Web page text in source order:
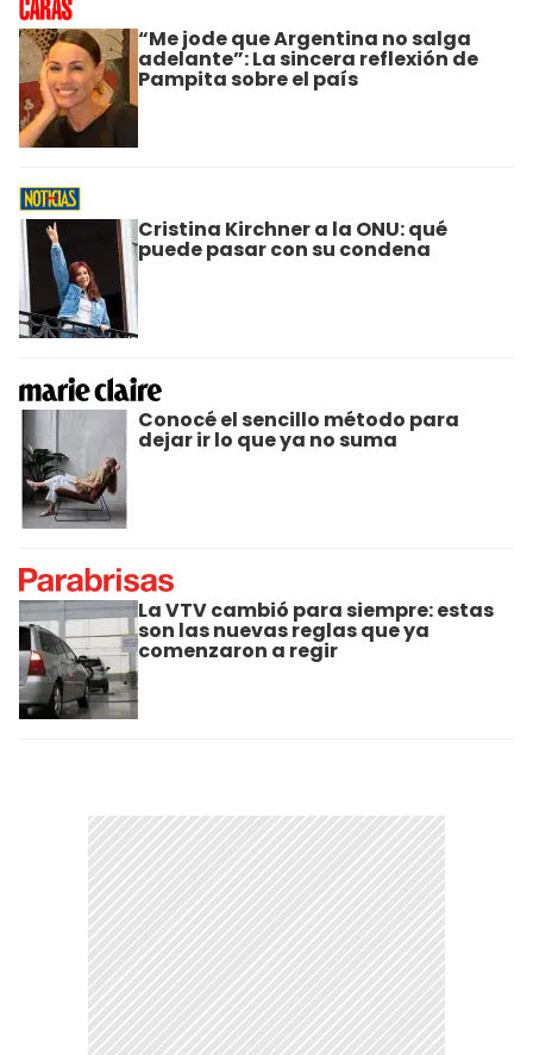
“Me jode que Argentina no salga
adelante”: La sincera reflexión de
Pampita sobre el país
Cristina Kirchner a la ONU: qué
puede pasar con su condena
Conocé el sencillo método para
dejar ir lo que ya no suma
La VTV cambió para siempre: estas
son las nuevas reglas que ya
comenzaron a regir